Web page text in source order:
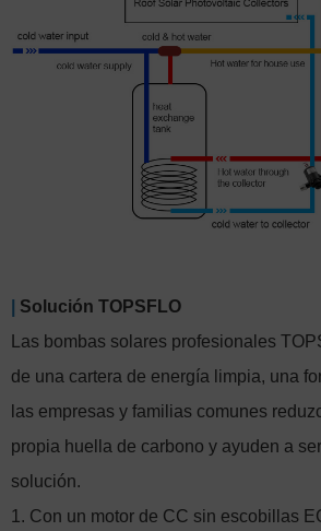
Solución TOPSFLO
Las bombas solares profesionales
de una cartera de energía limpia, una
las empresas y familias comunes
propia huella de carbono y ayuden a
solución.
1. Con un motor de CC sin escobillas